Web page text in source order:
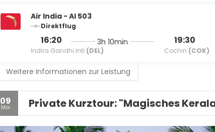
Air India - AI 503
Direktflug
16:20
Indira Gandhi Intl (DEL)
3h 10min 19:30
Cochin (COK)
Weitere Informationen zur Leistung
09
Mai Private Kurztour: "Magisches